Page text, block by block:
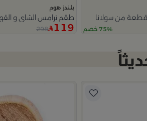
75% خصم
بلندز هوم
طقم ترامس الشاي و
119
298